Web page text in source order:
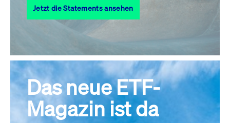
31
Alle Events
Jetzt die Statements ansehen
Das neue ETF-
Magazin ist da